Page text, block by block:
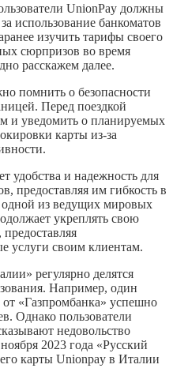
UnionPay должны
использование банкоматов
изучить тарифы своего
сюрпризов во время
расскажем далее.
помнить о безопасности
Перед поездкой
и уведомить о планируемых
карты из-за
удобства и надежность для
предоставляя им гибкость в
из ведущих мировых
укреплять свою
услуги своим клиентам.
регулярно делятся
Например, один
от «Газпромбанка» успешно
Однако пользователи
недовольство
2023 года «Русский
карты Unionpay в Италии